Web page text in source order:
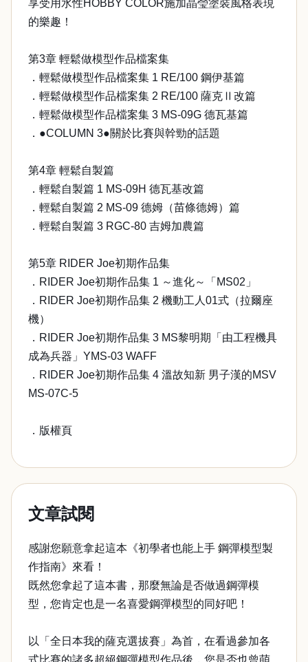
享受用水性HOBBY COLOR施加晶瑩塗裝風格表現
的樂趣！
第3章 輕鬆做模型作品檔案集
．輕鬆做模型作品檔案集 1 RE/100 鋼伊基篇
．輕鬆做模型作品檔案集 2 RE/100 薩克Ⅱ改篇
．輕鬆做模型作品檔案集 3 MS-09G 德瓦基篇
．●COLUMN 3●關於比賽與幹勁的話題
第4章 輕鬆自製篇
．輕鬆自製篇 1 MS-09H 德瓦基改篇
．輕鬆自製篇 2 MS-09 德姆（苗條德姆）篇
．輕鬆自製篇 3 RGC-80 吉姆加農篇
第5章 RIDER Joe初期作品集
．RIDER Joe初期作品集 1 ～進化～「MS02」
．RIDER Joe初期作品集 2 機動工人01式（拉爾座
機）
．RIDER Joe初期作品集 3 MS黎明期「由工程機具
成為兵器」YMS-03 WAFF
．RIDER Joe初期作品集 4 溫故知新 男子漢的MSV
MS-07C-5
．版權頁
文章試閱
感謝您願意拿起這本《初學者也能上手 鋼彈模型製
作指南》來看！
既然您拿起了這本書，那麼無論是否做過鋼彈模
型，您肯定也是一名喜愛鋼彈模型的同好吧！
以「全日本我的薩克選拔賽」為首，在看過參加各
式比賽的諸多超絕鋼彈模型作品後，您是否也曾萌